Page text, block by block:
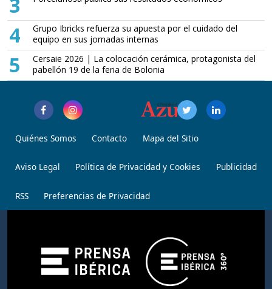
3
4
Grupo Ibricks refuerza su apuesta por el cuidado del
equipo en sus jornadas internas
5
Cersaie 2026 | La colocación cerámica, protagonista del
pabellón 19 de la feria de Bolonia
Quiénes Somos Contacto Mapa del Sitio
Aviso Legal Política de Privacidad y Cookies Publicidad
RSS Preferencias de Privacidad